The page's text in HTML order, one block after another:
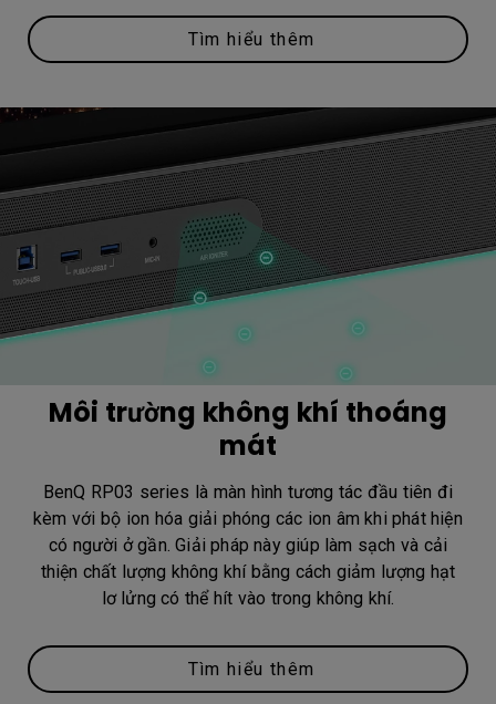
Tìm hiểu thêm
Môi trường không khí thoáng
mát
BenQ RP03 series là màn hình tương tác đầu tiên đi
kèm với bộ ion hóa giải phóng các ion âm khi phát hiện
có người ở gần. Giải pháp này giúp làm sạch và cải
thiện chất lượng không khí bằng cách giảm lượng hạt
lơ lửng có thể hít vào trong không khí.
Tìm hiểu thêm